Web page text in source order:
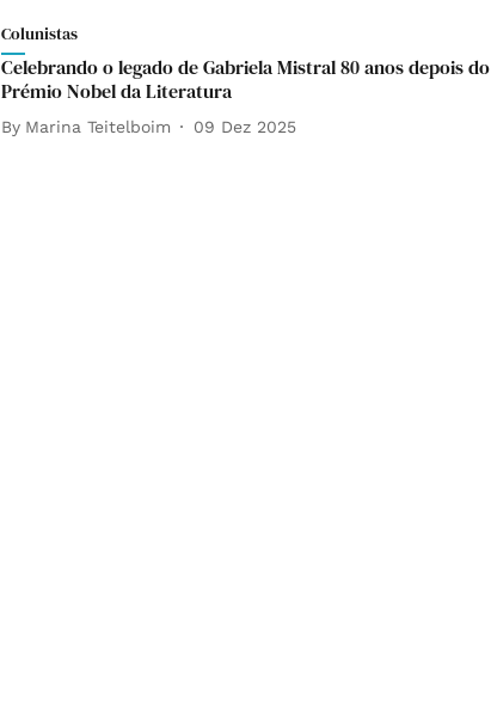
Colunistas
Celebrando o legado de Gabriela Mistral 80 anos depois do
Prémio Nobel da Literatura
By Marina Teitelboim 09 Dez 2025